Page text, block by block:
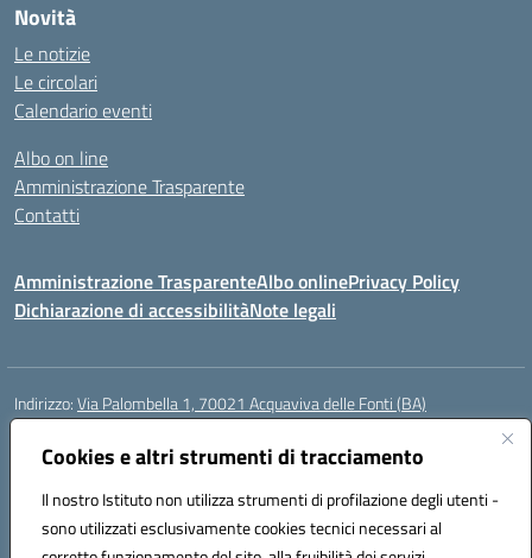
Cookies e altri strumenti di tracciamento
Il nostro Istituto non utilizza strumenti di profilazione degli utenti -
sono utilizzati esclusivamente cookies tecnici necessari al
Novità
Le notizie
Le circolari
Calendario eventi
Albo on line
Amministrazione Trasparente
Contatti
Amministrazione TrasparenteAlbo onlinePrivacy Policy
Dichiarazione di accessibilitàNote legali
Indirizzo:Via Palombella 1, 70021 Acquaviva delle Fonti (BA)
Centralino:
Posta elettronica certificata (PEC):baic89400e@pec.istruzione.it
Codice fiscale: 91121590722
Codice meccanografico:baic89400e
Codice Indice delle Pubbliche Amministrazioni (IPA): icddagio